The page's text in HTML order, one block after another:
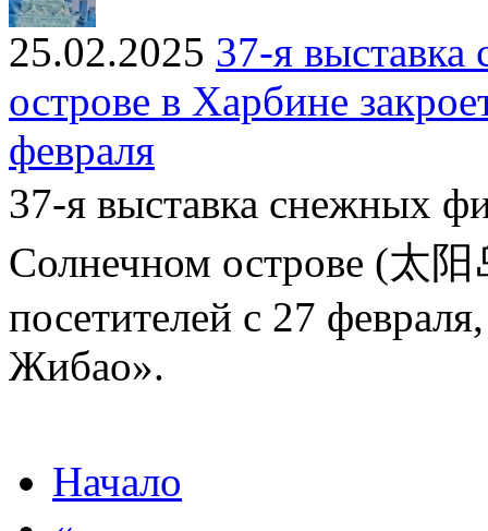
25.02.2025 37-я
острове в Харбине
февраля
37-я выставка снежных
Солнечном острове (太阳
посетителей с 27
Жибао».
Начало